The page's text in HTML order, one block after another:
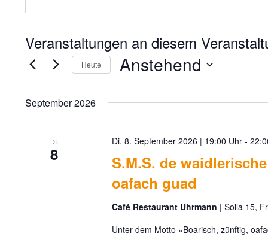
Heute Anstehend
September 2026
DI.
8
S.M.S. de
oafach guad
Di. 8. September 2026 | 19:00 -
Café Restaurant Uhrmann
Solla 15,
Unter dem Motto »Boarisch, zünftig,